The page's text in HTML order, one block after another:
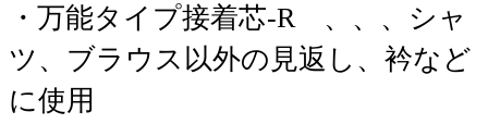
・万能タイプ接着芯-R 、、、シャ
ツ、ブラウス以外の見返し、衿など
に使用